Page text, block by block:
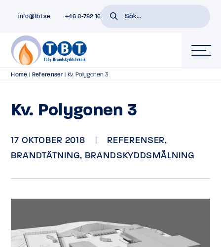
info@tbt.se +46 8-792 16 01
Home Referenser| Kv. Polygonen 3
Kv. Polygonen 3
17 OKTOBER 2018 REFERENSER,
BRANDTÄTNING, BRANDSKYDDSMÅLNING